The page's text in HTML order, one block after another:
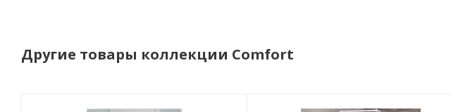
Другие товары коллекции Comfort